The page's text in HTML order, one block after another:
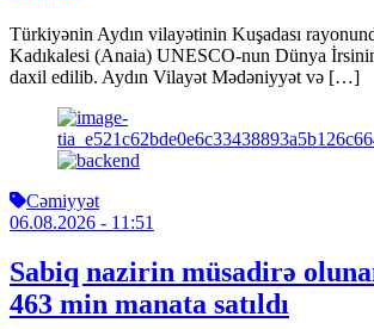
Türkiyənin Aydın vilayətinin Kuşadası
Kadıkalesi (Anaia) UNESCO-nun Dünya
daxil edilib. Aydın Vilayət Mədəniyyət və […]
Cəmiyyət
06.08.2026 - 11:51
Sabiq nazirin müsadirə
463 min manata satıldı